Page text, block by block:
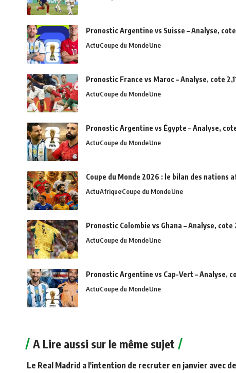
Pronostic Argentine vs Suisse – Analyse,
ActuCoupe du MondeUne
Pronostic France vs Maroc – Analyse, cote
ActuCoupe du MondeUne
Pronostic Argentine vs Égypte – Analyse,
ActuCoupe du MondeUne
Coupe du Monde 2026 : le bilan des
ActuAfriqueCoupe du MondeUne
Pronostic Colombie vs Ghana – Analyse,
ActuCoupe du MondeUne
Pronostic Argentine vs Cap-Vert – Analyse,
ActuCoupe du MondeUne
A Lire aussi sur le même sujet
Le Real Madrid a l'intention de recruter en janvier avec